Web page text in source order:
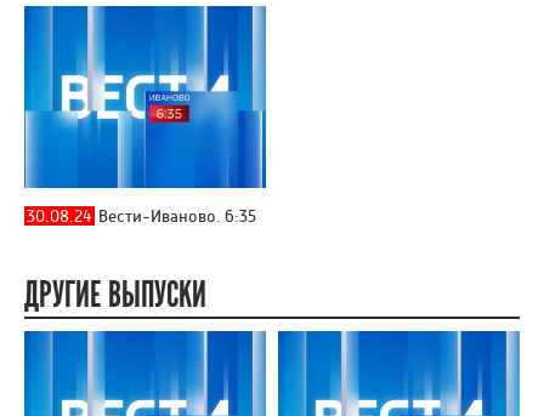
30.08.24 Вести-Иваново. 6:35
ДРУГИЕ ВЫПУСКИ